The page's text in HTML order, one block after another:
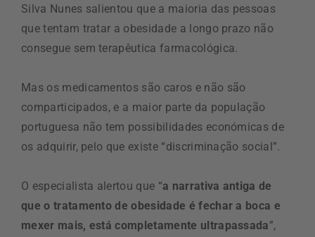
Silva Nunes salientou que a maioria das pessoas
que tentam tratar a obesidade a longo prazo não
consegue sem terapêutica farmacológica.
Mas os medicamentos são caros e não são
comparticipados, e a maior parte da população
portuguesa não tem possibilidades económicas de
os adquirir, pelo que existe “discriminação social”.
O especialista alertou que “a narrativa antiga de
que o tratamento de obesidade é fechar a boca e
mexer mais, está completamente ultrapassada”,